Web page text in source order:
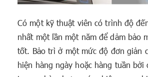
Có một kỹ thuật viên có trình độ
nhất một lần một năm để dảm bảo
tốt. Bảo trì ở một mức độ đơn giản
hiện hàng ngày hoặc hàng tuần bởi